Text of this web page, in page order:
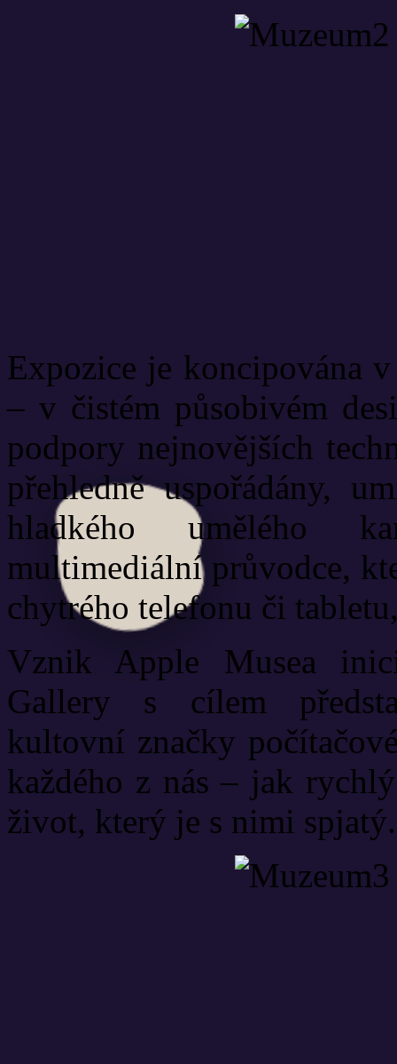
Expozice je koncipována
– v čistém působivém
podpory nejnovějších
přehledně uspořádány,
hladkého umělého
multimediální průvodce,
chytrého telefonu či
Vznik Apple Musea
Gallery s cílem
kultovní značky
každého z nás – jak
život, který je s nimi spjatý.